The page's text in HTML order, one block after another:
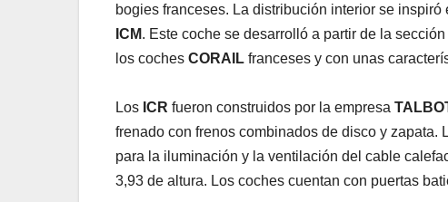
bogies franceses. La distribución interior se inspiró
ICM. Este coche se desarrolló a partir de la
los coches CORAIL franceses y con unas
Los ICR fueron construidos por la empresa
frenado con frenos combinados de disco y
para la iluminación y la ventilación del cable
3,93 de altura. Los coches cuentan con puertas